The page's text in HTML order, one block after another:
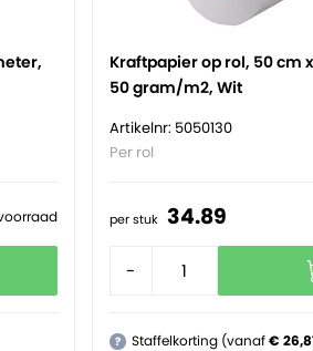
Kraftpapier op rol, 50 cm
50 gram/m2, Wit
Artikelnr: 5050130
Per rol
per stuk 34.89
-
? Staffelkorting (vanaf€